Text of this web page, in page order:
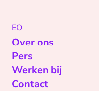
EO
Over ons
Pers
Werken bij
Contact